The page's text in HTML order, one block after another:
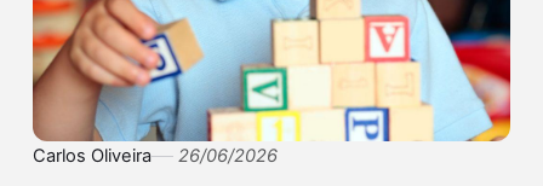
Carlos Oliveira 26/06/2026